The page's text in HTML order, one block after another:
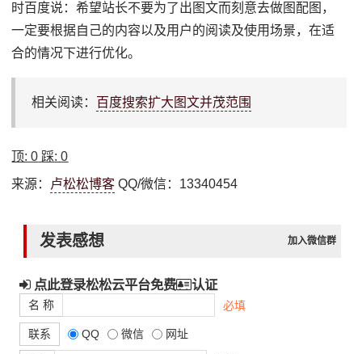
时百度说：希望站长不要为了出图文而刻意去做图配图，
一定要根据自己的内容以及用户的阅读及使用场景，在适
合的情况下进行优化。
相关阅读： 百度搜索扩大图文并茂范围
顶:0 踩:0
来源： 卢松松博客 QQ/微信：13340454
发表感想 加入微信群
点此登录松松云平台免费 认证
名 称 必填
联系 QQ 微信 网址